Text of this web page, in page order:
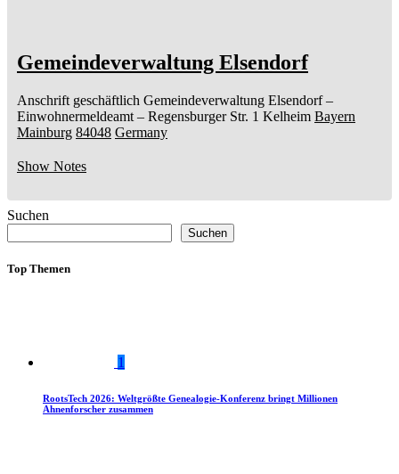
Gemeindeverwaltung Elsendorf
Anschrift geschäftlich Gemeindeverwaltung Elsendorf –
Einwohnermeldeamt – Regensburger Str. 1 Kelheim Bayern
Mainburg 84048 Germany
Show Notes
Suchen
Suchen
Top Themen
1
RootsTech 2026: Weltgrößte Genealogie-Konferenz bringt Millionen
Ahnenforscher zusammen